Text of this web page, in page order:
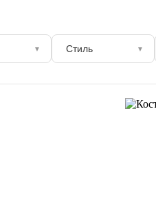
▼ Стиль ▼